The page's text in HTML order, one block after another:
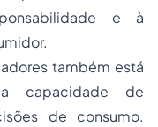
e à
também está
capacidade de
de consumo.